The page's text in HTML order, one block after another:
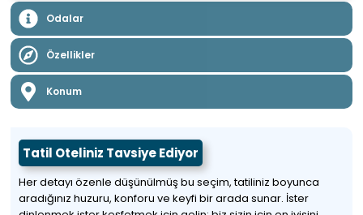
Odalar
Özellikler
Konum
Tatil Oteliniz Tavsiye Ediyor
Her detayı özenle düşünülmüş bu seçim, tatiliniz boyunca
aradığınız huzuru, konforu ve keyfi bir arada sunar. İster